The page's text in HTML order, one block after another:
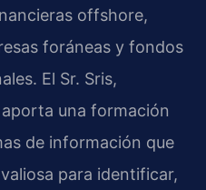
offshore,
foráneas y fondos
El Sr. Sris,
una formación
de información que
para identificar,